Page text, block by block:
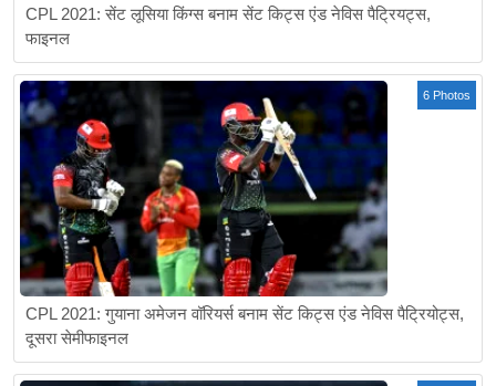
CPL 2021: सेंट लूसिया किंग्स बनाम सेंट किट्स एंड नेविस पैट्रियट्स,
फाइनल
6 Photos
CPL 2021: गुयाना अमेजन वॉरियर्स बनाम सेंट किट्स एंड नेविस पैट्रियोट्स,
दूसरा सेमीफाइनल